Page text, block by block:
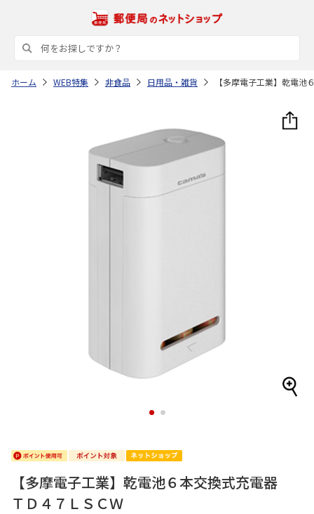
ホーム WEB特集 非食品 日用品・雑貨 【多摩電子工業】乾電
1 2
【多摩電子工業】乾電池６本交換式充電器
ＴＤ４７ＬＳＣＷ